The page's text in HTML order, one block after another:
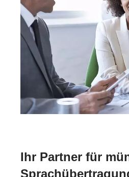
Ihr Partner für